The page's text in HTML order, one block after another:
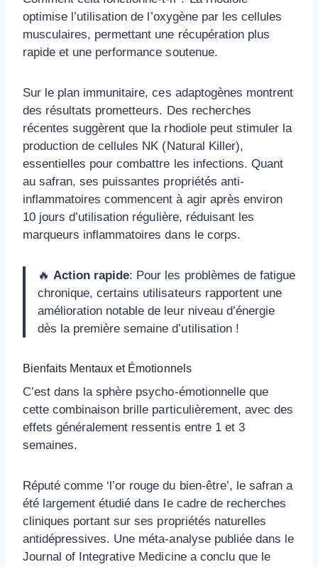
optimise l’utilisation de l’oxygène par les cellules
musculaires, permettant une récupération plus
rapide et une performance soutenue.
Sur le plan immunitaire, ces adaptogènes montrent
des résultats prometteurs. Des recherches
récentes suggèrent que la rhodiole peut stimuler la
production de cellules NK (Natural Killer),
essentielles pour combattre les infections. Quant
au safran, ses puissantes propriétés anti-
inflammatoires commencent à agir après environ
10 jours d’utilisation régulière, réduisant les
marqueurs inflammatoires dans le corps.
🔥Action rapide: Pour les problèmes de fatigue
chronique, certains utilisateurs rapportent une
amélioration notable de leur niveau d’énergie
dès la première semaine d’utilisation !
Bienfaits Mentaux et Émotionnels
C’est dans la sphère psycho-émotionnelle que
cette combinaison brille particulièrement, avec des
effets généralement ressentis entre 1 et 3
semaines.
Réputé comme ‘l’or rouge du bien-être’, le safran a
été largement étudié dans le cadre de recherches
cliniques portant sur ses propriétés naturelles
antidépressives. Une méta-analyse publiée dans le
Journal of Integrative Medicine a conclu que le